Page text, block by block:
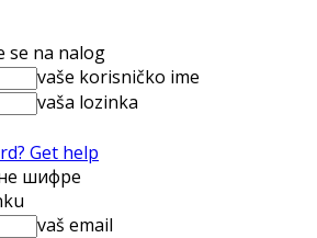
se na nalog
vaše korisničko ime
vaša lozinka
Get help
шифре
vaš email